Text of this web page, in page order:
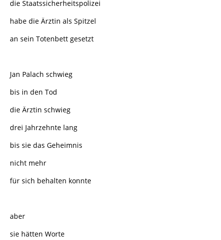
die Staatssicherheitspolizei
habe die Ärztin als Spitzel
an sein Totenbett gesetzt
Jan Palach schwieg
bis in den Tod
die Ärztin schwieg
drei Jahrzehnte lang
bis sie das Geheimnis
nicht mehr
für sich behalten konnte
aber
sie hätten Worte